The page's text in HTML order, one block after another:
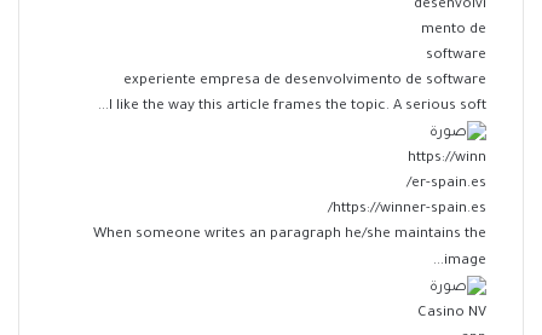
experiente empresa de desenvolvimento de software
I like the way this article frames the topic. A serious soft...
https://winner-spain.es/
When someone writes an paragraph he/she maintains the
image...